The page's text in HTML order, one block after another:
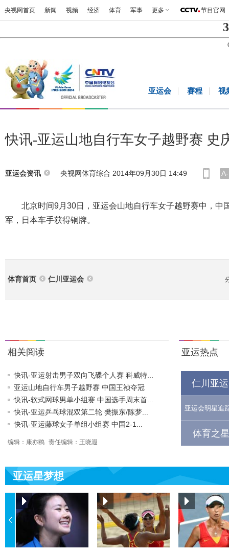
央视网首页 新闻 视频 经济 体育 军事 更多 节目官网
亚运会 赛程 视
快讯-亚运山地自行车女子越野赛 史
亚运会资讯 央视网体育综合 2014年09月30日 14:49 A-
北京时间9月30日，亚运会山地自行车女子越野赛中，中
军，日本车手获得铜牌。
体育首页 仁川亚运会
相关阅读
快讯-亚运射击男子双向飞碟个人赛 科威特...
亚运山地自行车男子越野赛 中国王祯夺冠
快讯-软式网球男单小组赛 中国选手周末首...
快讯-亚运乒乓球混双第二轮 樊振东/陈梦...
快讯-亚运藤球女子单组小组赛 中国2-1...
编辑：康亦鸥 责任编辑：王晓遐
亚运热点
仁川亚
亚运会明星追
体育之
亚运星梦想